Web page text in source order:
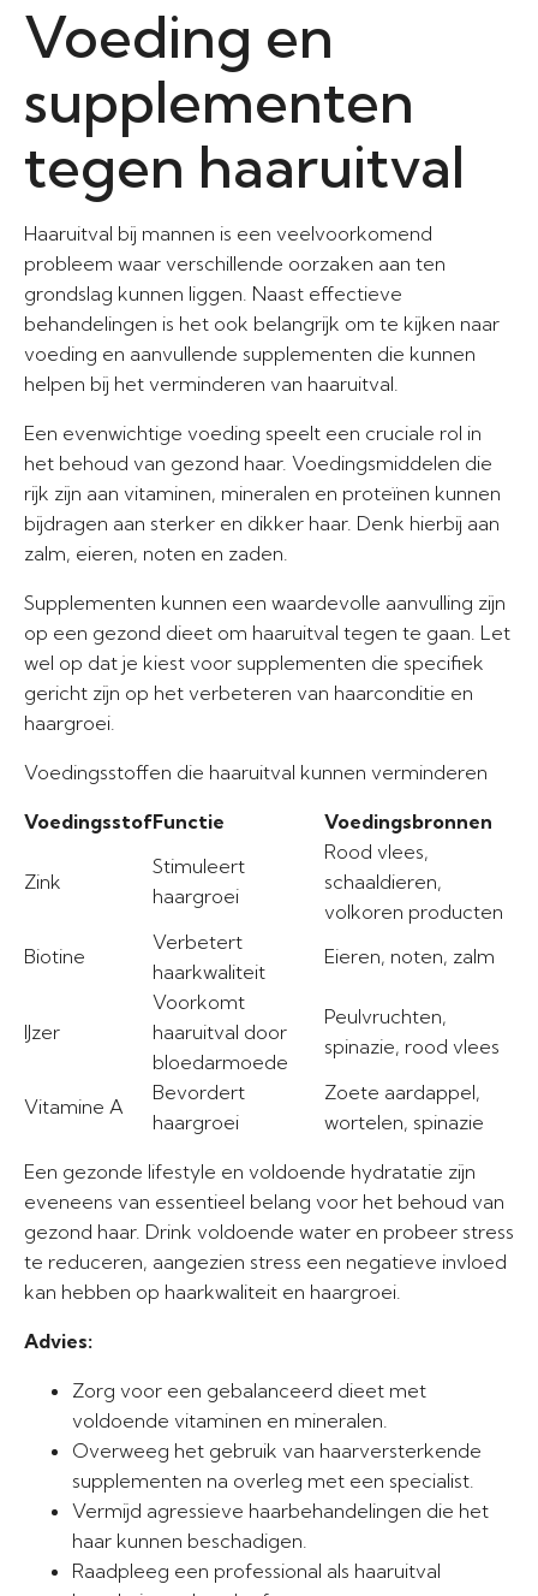
Voeding en
supplementen
tegen haaruitval
Haaruitval bij mannen is een veelvoorkomend
probleem waar verschillende oorzaken aan ten
grondslag kunnen liggen. Naast effectieve
behandelingen is het ook belangrijk om te kijken naar
voeding en aanvullende supplementen die kunnen
helpen bij het verminderen van haaruitval.
Een evenwichtige voeding speelt een cruciale rol in
het behoud van gezond haar. Voedingsmiddelen die
rijk zijn aan vitaminen, mineralen en proteïnen kunnen
bijdragen aan sterker en dikker haar. Denk hierbij aan
zalm, eieren, noten en zaden.
Supplementen kunnen een waardevolle aanvulling zijn
op een gezond dieet om haaruitval tegen te gaan. Let
wel op dat je kiest voor supplementen die specifiek
gericht zijn op het verbeteren van haarconditie en
haargroei.
Voedingsstoffen die haaruitval kunnen verminderen
VoedingsstofFunctie Voedingsbronnen
Zink
Stimuleert
haargroei
Rood vlees,
schaaldieren,
volkoren producten
Biotine
Verbetert
haarkwaliteit
Eieren, noten, zalm
IJzer
Voorkomt
haaruitval door
bloedarmoede
Peulvruchten,
spinazie, rood vlees
Vitamine A
Bevordert
haargroei
Zoete aardappel,
wortelen, spinazie
Een gezonde lifestyle en voldoende hydratatie zijn
eveneens van essentieel belang voor het behoud van
gezond haar. Drink voldoende water en probeer stress
te reduceren, aangezien stress een negatieve invloed
kan hebben op haarkwaliteit en haargroei.
Advies:
Zorg voor een gebalanceerd dieet met
voldoende vitaminen en mineralen.
Overweeg het gebruik van haarversterkende
supplementen na overleg met een specialist.
Vermijd agressieve haarbehandelingen die het
haar kunnen beschadigen.
Raadpleeg een professional als haaruitval